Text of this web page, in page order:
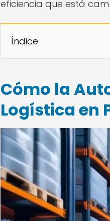
eficiencia que está
Índice
Cómo la
Logística en